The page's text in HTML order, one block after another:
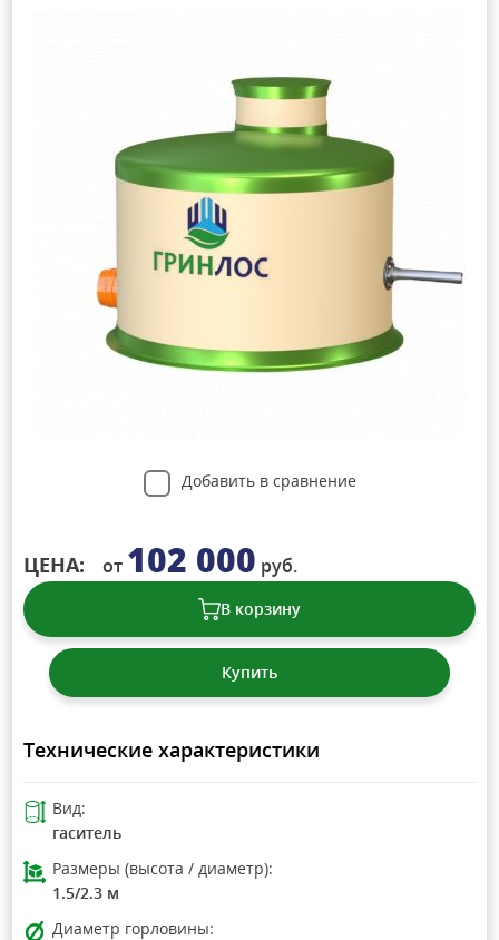
Добавить в сравнение
ЦЕНА: от 102 000 руб.
В корзину
Купить
Технические характеристики
Вид:
гаситель
Размеры (высота / диаметр):
1.5/2.3 м
Диаметр горловины: